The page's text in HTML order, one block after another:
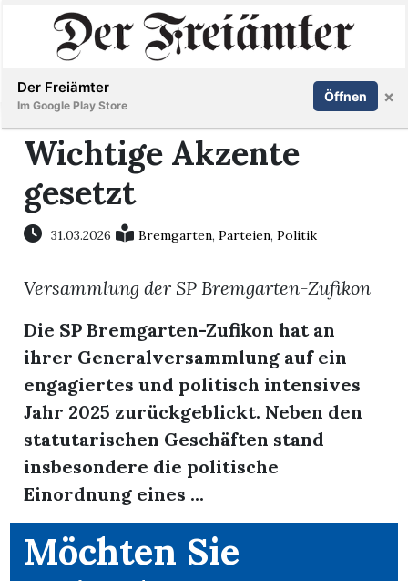
Immobilien
Veranstaltungen
Stellen
E-
Paper
Newsletter
Inserieren Abonnieren Anmelden
Wichtige Akzente
gesetzt
31.03.2026 Bremgarten,Parteien,Politik
Versammlung der SP Bremgarten-Zufikon
Die SP Bremgarten-Zufikon hat an
ihrer Generalversammlung auf ein
engagiertes und politisch intensives
Jahr 2025 zurückgeblickt. Neben den
statutarischen Geschäften stand
insbesondere die politische
Einordnung eines ...
Möchten Sie
Der Freiämter
Im Google Play Store
Öffnen ×